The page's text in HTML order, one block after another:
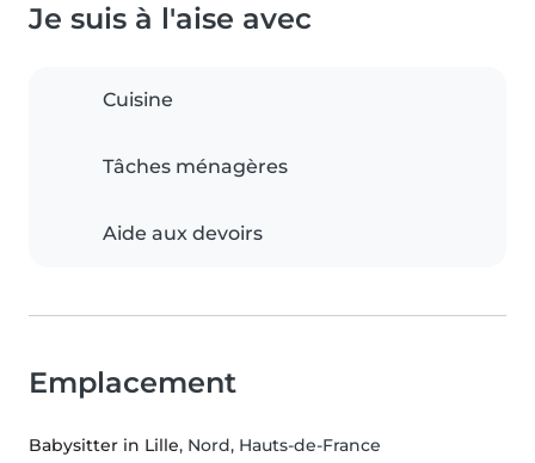
Je suis à l'aise avec
Cuisine
Tâches ménagères
Aide aux devoirs
Emplacement
Babysitter in Lille, Nord, Hauts-de-France